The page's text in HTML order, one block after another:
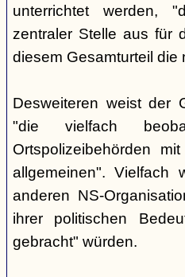
unterrichtet werden,
zentraler Stelle aus für
diesem Gesamturteil
Desweiteren weist der
"die vielfach
Ortspolizeibehörden
allgemeinen".
anderen NS-
ihrer politischen
gebracht" würden.